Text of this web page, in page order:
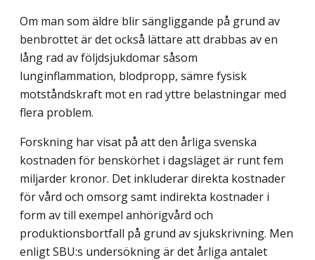
Om man som äldre blir sängliggande på grund av
benbrottet är det också lättare att drabbas av en
lång rad av följdsjukdomar såsom
lunginflammation, blodpropp, sämre fysisk
motståndskraft mot en rad yttre belastningar med
flera problem.
Forskning har visat på att den årliga svenska
kostnaden för benskörhet i dagsläget är runt fem
miljarder kronor. Det inkluderar direkta kostnader
för vård och omsorg samt indirekta kostnader i
form av till exempel anhörigvård och
produktionsbortfall på grund av sjukskrivning. Men
enligt SBU:s undersökning är det årliga antalet